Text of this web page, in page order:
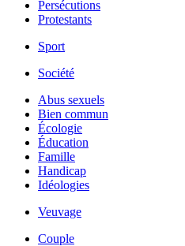
Persécutions
Protestants
Sport
Société
Abus sexuels
Bien commun
Écologie
Éducation
Famille
Handicap
Idéologies
Veuvage
Couple